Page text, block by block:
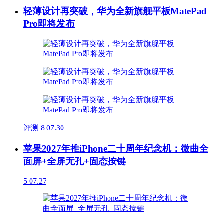
轻薄设计再突破，华为全新旗舰平板MatePad
Pro即将发布
评测 8 07.30
苹果2027年推iPhone二十周年纪念机：微曲全
面屏+全屏无孔+固态按键
5 07.27